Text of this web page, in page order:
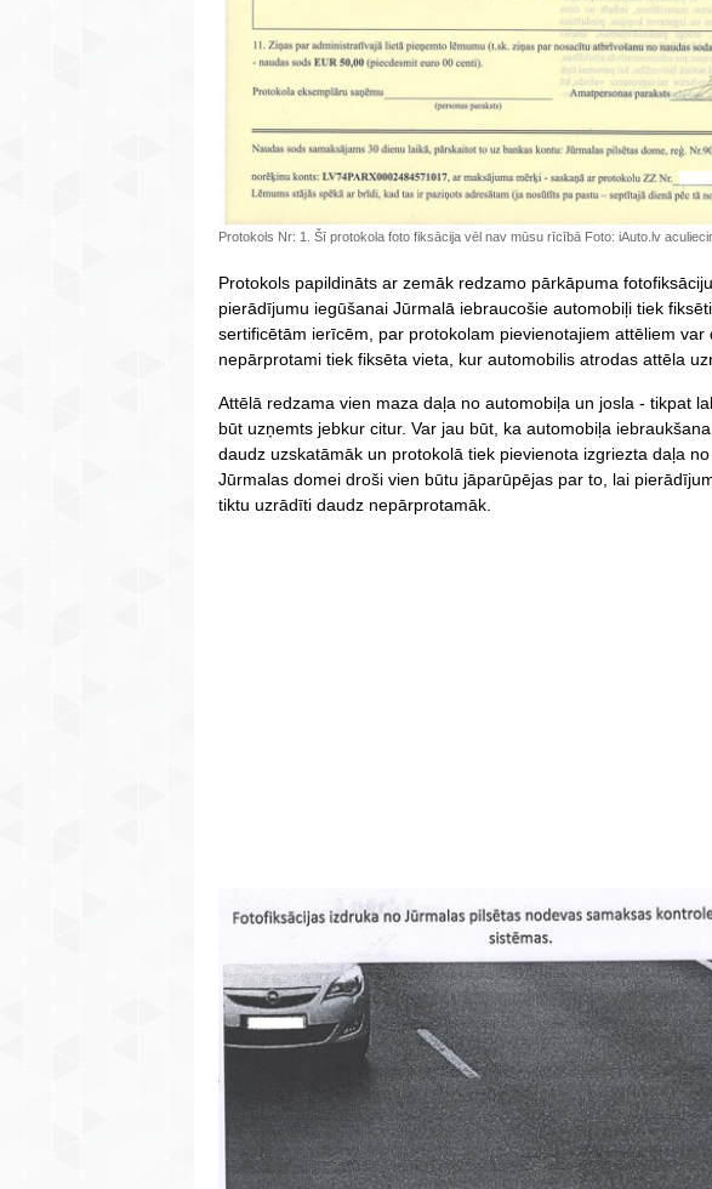
Protokols Nr: 1. Šī protokola foto fiksācija vēl nav mūsu rīcībā Foto: iAuto.lv
Protokols papildināts ar zemāk redzamo pārkāpuma
pierādījumu iegūšanai Jūrmalā iebraucošie automobiļi tiek
sertificētām ierīcēm, par protokolam pievienotajiem attēliem var
nepārprotami tiek fiksēta vieta, kur automobilis atrodas attēla
Attēlā redzama vien maza daļa no automobiļa un josla - tikpat
būt uzņemts jebkur citur. Var jau būt, ka automobiļa
daudz uzskatāmāk un protokolā tiek pievienota izgriezta daļa
Jūrmalas domei droši vien būtu jāparūpējas par to, lai
tiktu uzrādīti daudz nepārprotamāk.